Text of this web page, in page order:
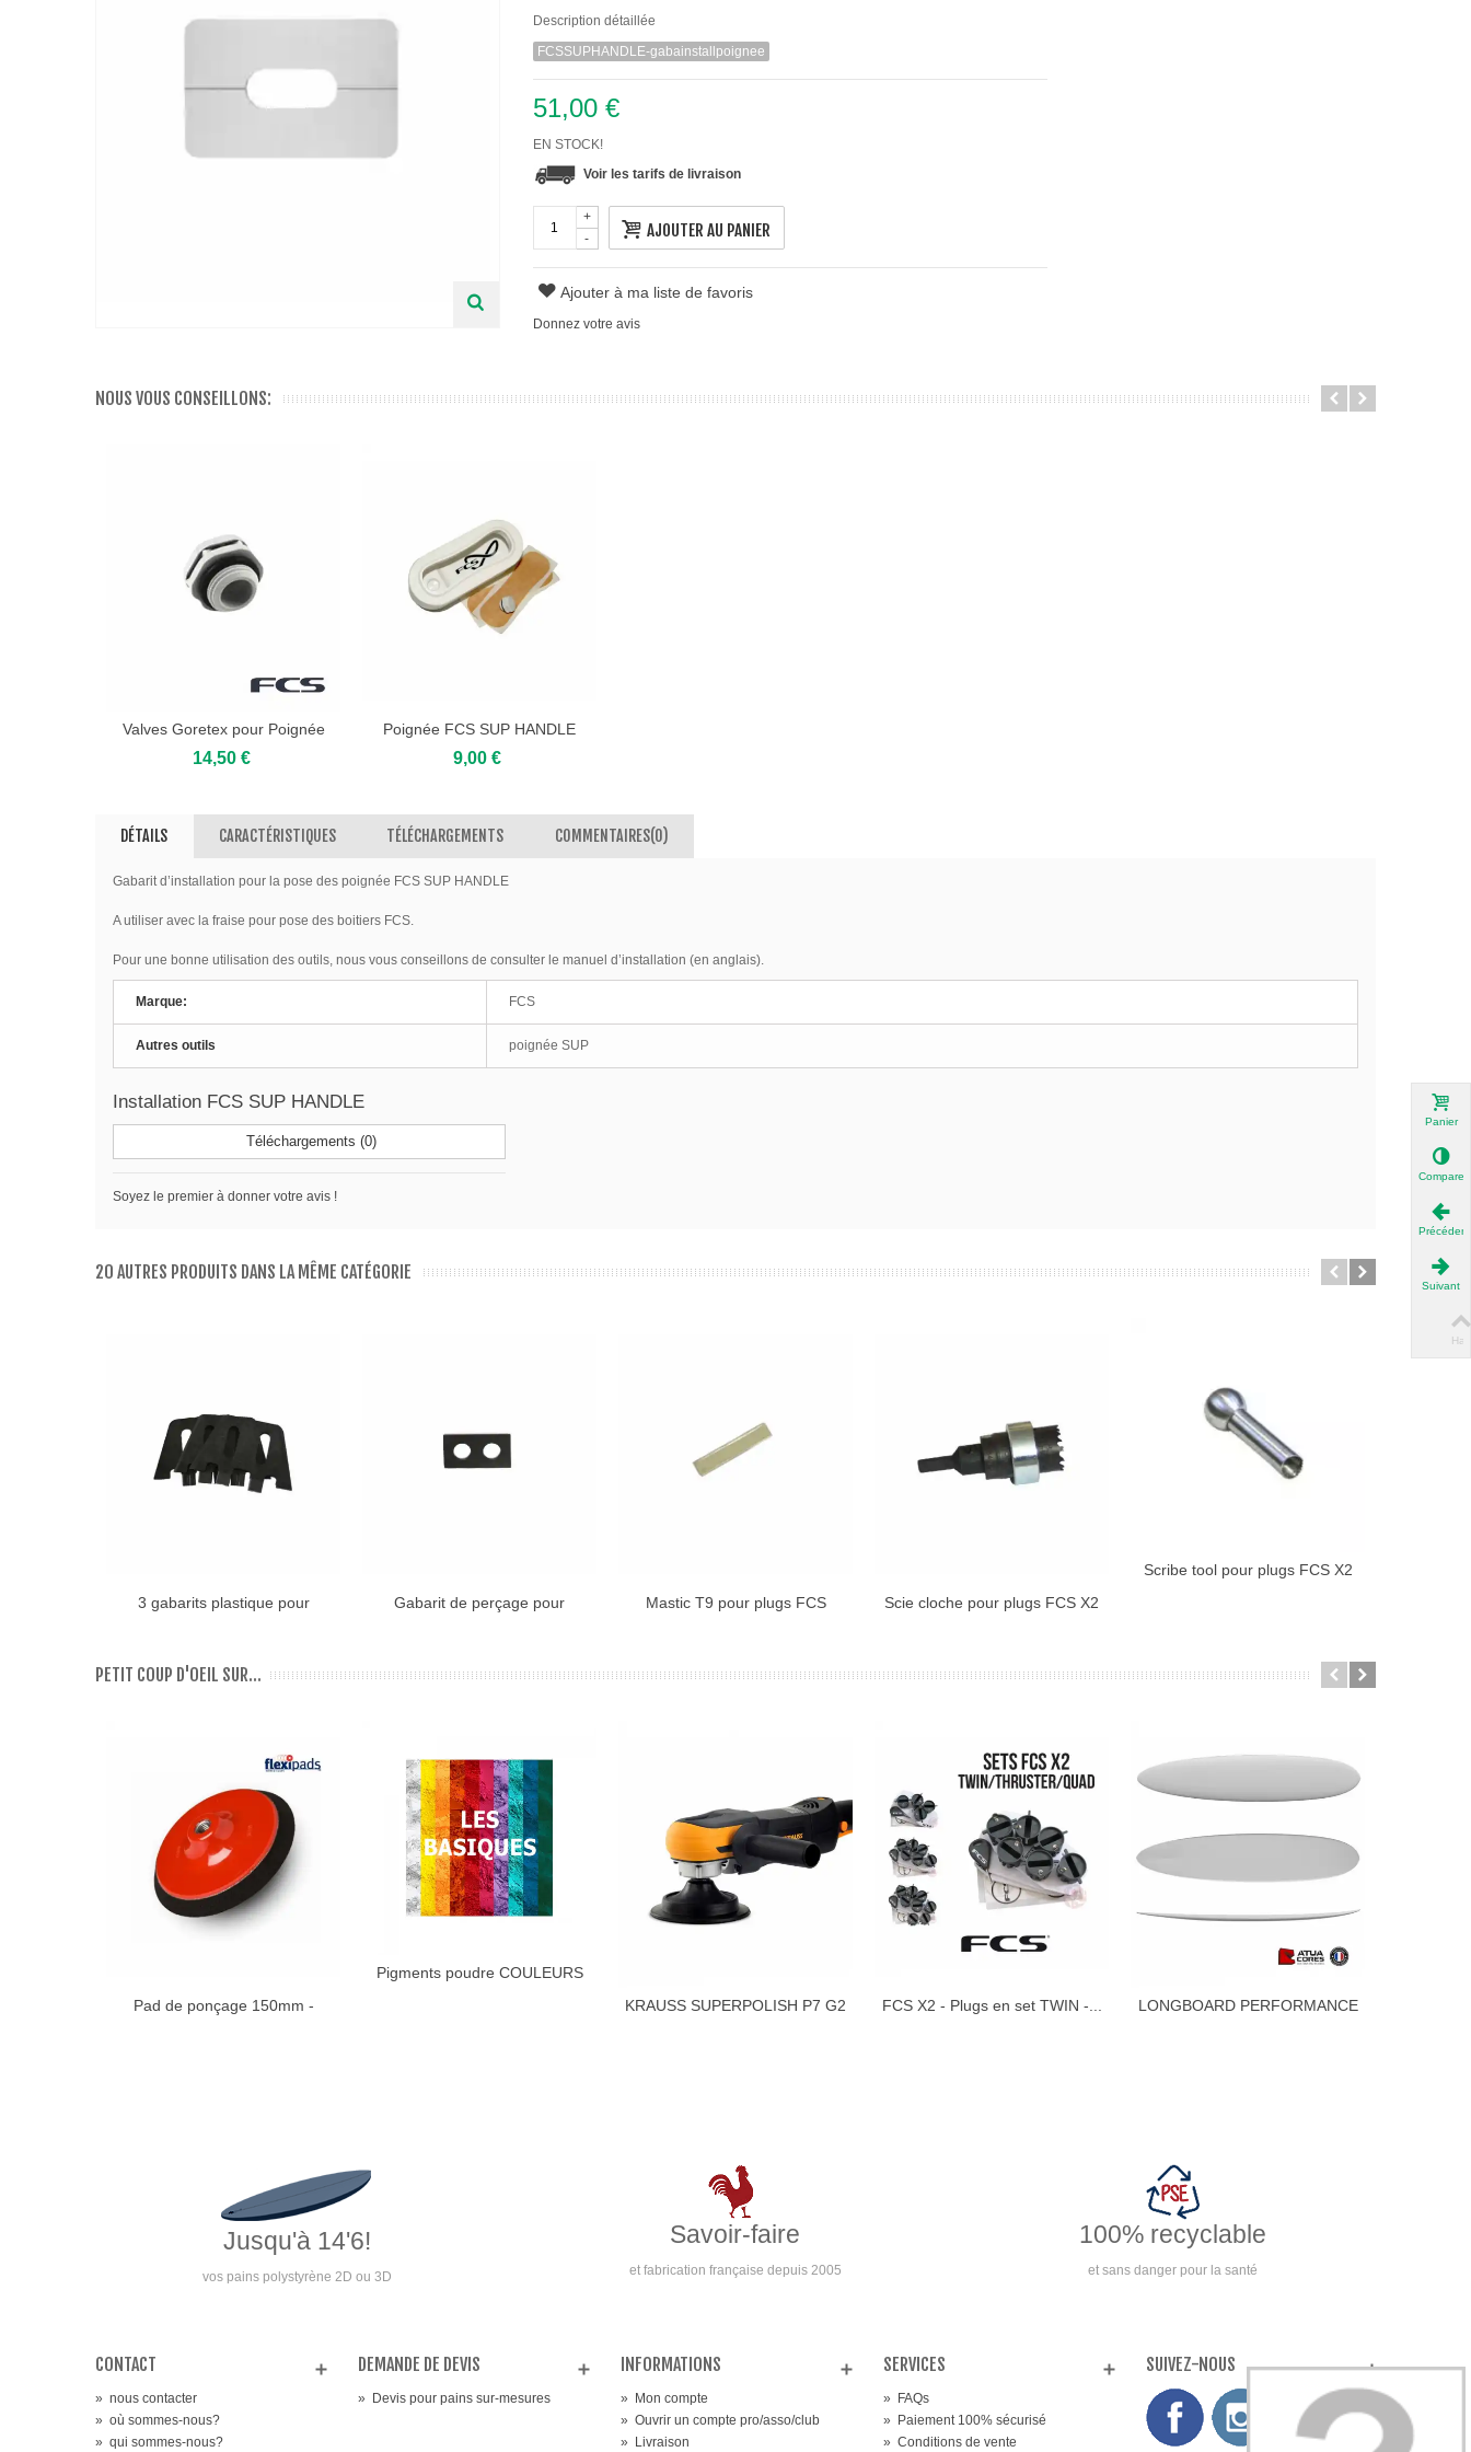
Description détaillée
FCSSUPHANDLE-gabainstallpoignee
51,00 €
EN STOCK!
Voir les tarifs de livraison
-
+
AJOUTER AU PANIER
Ajouter à ma liste de favoris
Donnez votre avis
NOUS VOUS CONSEILLONS:
Voir
Valves Goretex pour Poignée
FCS
14,50 €
Voir
Poignée FCS SUP HANDLE
9,00 €
DÉTAILS CARACTÉRISTIQUES TÉLÉCHARGEMENTS COMMENTAIRES(0)
Gabarit d’installation pour la pose des poignée FCS SUP HANDLE
A utiliser avec la fraise pour pose des boitiers FCS.
Pour une bonne utilisation des outils, nous vous conseillons de consulter le manuel d’installation (en anglais).
Marque: FCS
Autres outils poignée SUP
Installation FCS SUP HANDLE
Téléchargements (0)
Soyez le premier à donner votre avis !
20 AUTRES PRODUITS DANS LA MÊME CATÉGORIE
3 gabarits plastique pour
AJOUTER AU PANIER
Gabarit de perçage pour
AJOUTER AU PANIER
Mastic T9 pour plugs FCS Scie cloche pour plugs FCS X2
AJOUTER AU PANIER
Scribe tool pour plugs FCS X2
PETIT COUP D'OEIL SUR...
AJOUTER AU PANIER
Pad de ponçage 150mm -
AJOUTER AU PANIER
Pigments poudre COULEURS
AJOUTER AU PANIER
KRAUSS SUPERPOLISH P7 G2 FCS X2 - Plugs en set TWIN -... AJOUTER AU PANIER
LONGBOARD PERFORMANCE
Jusqu'à 14'6!
vos pains polystyrène 2D ou 3D
Savoir-faire
et fabrication française depuis 2005
100% recyclable
et sans danger pour la santé
CONTACT
» nous contacter
» où sommes-nous?
» qui sommes-nous?
DEMANDE DE DEVIS
» Devis pour pains sur-mesures
INFORMATIONS
»
Mon compte
» Ouvrir un compte pro/asso/club
»
Livraison
SERVICES
»
FAQs
»
Paiement 100% sécurisé
» Conditions de vente
SUIVEZ-NOUS
Panier
Compare
Précédent
Suivant